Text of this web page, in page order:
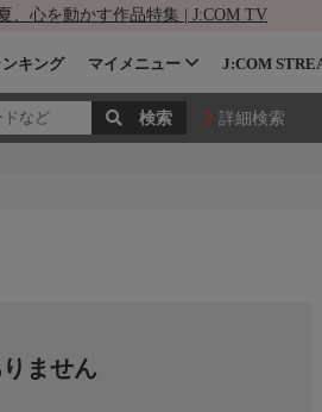
、心を動かす作品特集 | J:COM TV
ンキング マイメニュー J:COM
詳細検索
ません